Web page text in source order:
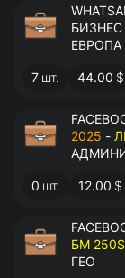
ЕВРОПА
7 шт. 44.00 $
2025 -
0 шт. 12.00 $
БМ 250$
ГЕО